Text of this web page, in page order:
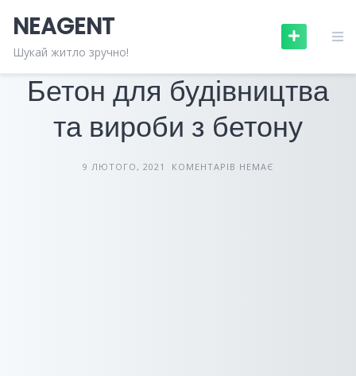
content
NEAGENT
Шукай житло зручно!БУДІВЕЛЬНІ МАТЕРІАЛИ
Бетон для будівництва
та вироби з бетону
9 ЛЮТОГО, 2021 КОМЕНТАРІВ НЕМАЄ